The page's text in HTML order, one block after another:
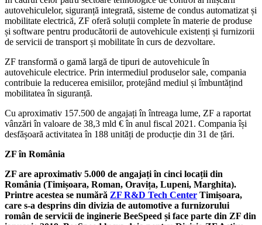
autovehiculelor, siguranță integrată, sisteme de condus automatizat și
mobilitate electrică, ZF oferă soluții complete în materie de produse
și software pentru producătorii de autovehicule existenți și furnizorii
de servicii de transport și mobilitate în curs de dezvoltare.
ZF transformă o gamă largă de tipuri de autovehicule în
autovehicule electrice. Prin intermediul produselor sale, compania
contribuie la reducerea emisiilor, protejând mediul și îmbuntățind
mobilitatea în siguranță.
Cu aproximativ 157.500 de angajați în întreaga lume, ZF a raportat
vânzări în valoare de 38,3 mld € în anul fiscal 2021. Compania își
desfășoară activitatea în 188 unități de producție din 31 de țări.
ZF în România
ZF are aproximativ 5.000 de angajați în cinci locații din
România (Timișoara, Roman, Oravița, Lupeni, Marghita).
Printre acestea se numără ZF R&D Tech Center Timișoara,
care s-a desprins din divizia de automotive a furnizorului
român de servicii de inginerie BeeSpeed ​​și face parte din ZF din